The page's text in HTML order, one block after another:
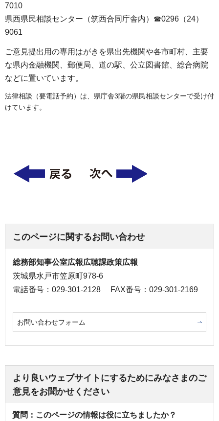
7010
県西県民相談センター（筑西合同庁舎内）☎0296（24）
9061
ご意見提出用の専用はがきを県出先機関や各市町村、主要
な県内金融機関、郵便局、道の駅、公立図書館、総合病院
などに置いています。
法律相談（要電話予約）は、県庁舎3階の県民相談センターで受け付
けています。
このページに関するお問い合わせ
総務部知事公室広報広聴課政策広報
茨城県水戸市笠原町978-6
電話番号：029-301-2128
FAX番号：029-301-2169
お問い合わせフォーム
より良いウェブサイトにするためにみなさまのご
意見をお聞かせください
質問：このページの情報は役に立ちましたか？